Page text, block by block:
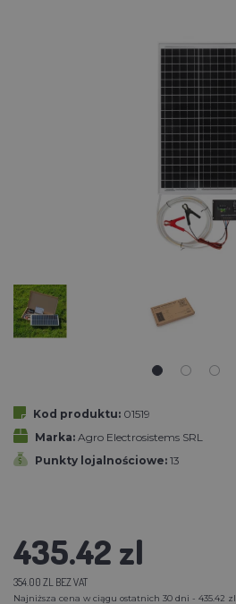
Kod produktu: 01519
Marka: Agro Electrosistems SRL
Punkty lojalnościowe: 13
435.42 zl
354.00 ZL BEZ VAT
Najniższa cena w ciągu ostatnich 30 dni - 435.42 zl